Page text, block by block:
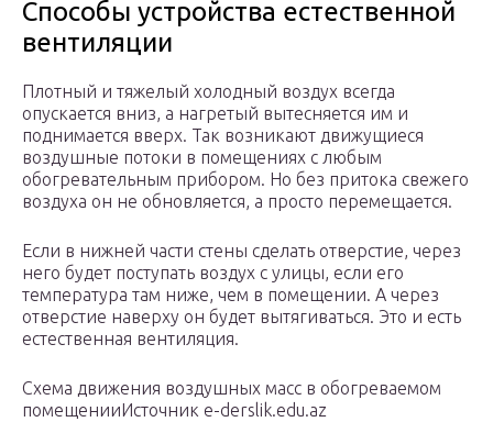
Способы устройства естественной
вентиляции
Плотный и тяжелый холодный воздух всегда
опускается вниз, а нагретый вытесняется им и
поднимается вверх. Так возникают движущиеся
воздушные потоки в помещениях с любым
обогревательным прибором. Но без притока свежего
воздуха он не обновляется, а просто перемещается.
Если в нижней части стены сделать отверстие, через
него будет поступать воздух с улицы, если его
температура там ниже, чем в помещении. А через
отверстие наверху он будет вытягиваться. Это и есть
естественная вентиляция.
Схема движения воздушных масс в обогреваемом
помещенииИсточник e-derslik.edu.az